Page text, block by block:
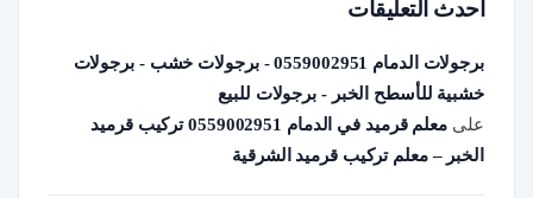
أحدث التعليقات
برجولات الدمام 0559002951 - برجولات خشب - برجولات
خشبية للأسطح الخبر - برجولات للبيع
على
معلم قرميد في الدمام 0559002951 تركيب قرميد
الخبر – معلم تركيب قرميد الشرقية